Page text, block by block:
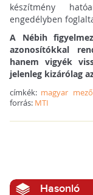
készítmény
engedélyben
A Nébih
azonosítókkal
hanem vigyék
jelenleg kizárólag
címkék: magyar
forrás: MTI
Hasonló